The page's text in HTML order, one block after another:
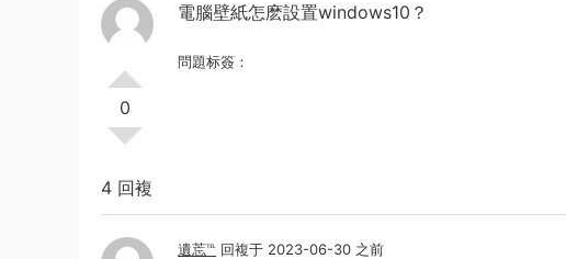
0
電腦壁紙怎麽設置windows10？
問題标簽：
4 回複
遺莣℡ 回複于 2023-06-30 之前